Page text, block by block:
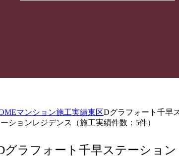
マンション施工実績東区Dグラフォート千早
ションレジデンス（施工実績件数：5件）
グラフォート千早ステーション